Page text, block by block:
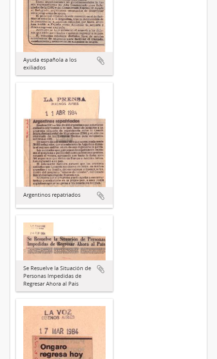
Ayuda española a los
exiliados
Argentinos repatriados
Se Resuelve la Situación de
Personas Impedidas de
Regresar Ahora al País